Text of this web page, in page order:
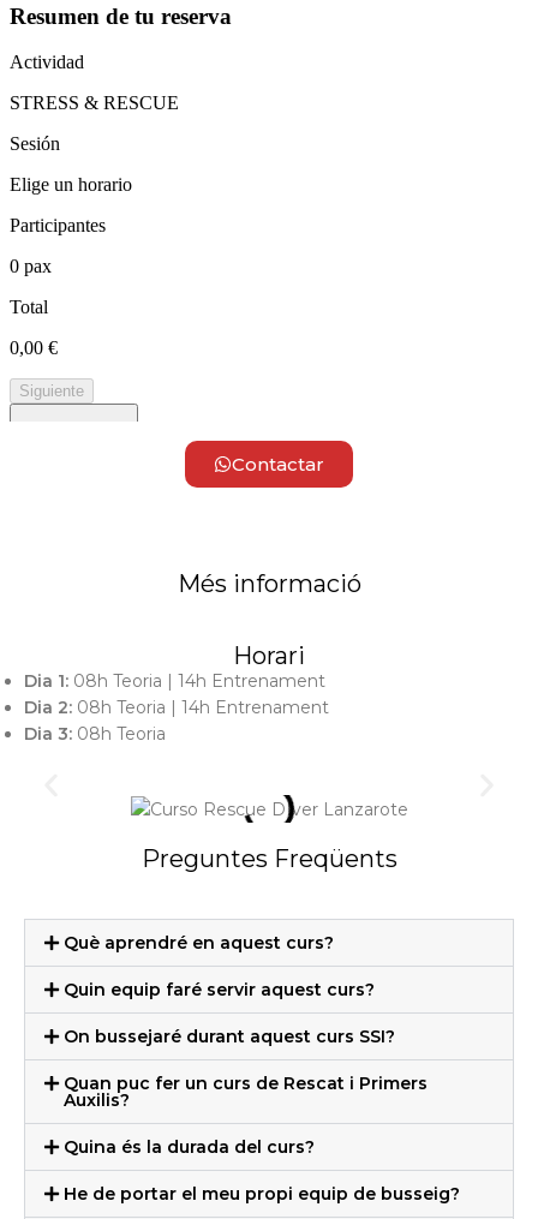
Contactar
Més informació
Horari
Dia 1: 08h Teoria | 14h Entrenament
Dia 2: 08h Teoria | 14h Entrenament
Dia 3: 08h Teoria
Preguntes Freqüents
Què aprendré en aquest curs?
Quin equip faré servir aquest curs?
On bussejaré durant aquest curs SSI?
Quan puc fer un curs de Rescat i Primers
Auxilis?
Quina és la durada del curs?
He de portar el meu propi equip de busseig?